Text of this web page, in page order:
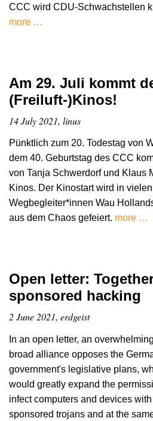
CCC wird CDU-Schwachstellen
more …
Am 29. Juli kommt
(Freiluft-)Kinos!
14 July 2021, linus
Pünktlich zum 20. Todestag von
dem 40. Geburtstag des CCC
von Tanja Schwerdorf und Klaus
Kinos. Der Kinostart wird in
Wegbegleiter*innen Wau
aus dem Chaos gefeiert. more …
Open letter:
sponsored hacking
2 June 2021, erdgeist
In an open letter, an
broad alliance opposes the
government's legislative plans,
would greatly expand the
infect computers and devices
sponsored trojans and at the